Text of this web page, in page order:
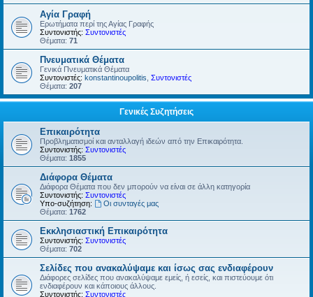
Αγία Γραφή
Ερωτήματα περί της Αγίας Γραφής
Συντονιστής: Συντονιστές
Θέματα: 71
Πνευματικά Θέματα
Γενικά Πνευματικά Θέματα
Συντονιστές: konstantinoupolitis Συντονιστές
Θέματα: 207
Γενικές Συζητήσεις
Επικαιρότητα
Προβληματισμοί και ανταλλαγή ιδεών από την Επικαιρότητα.
Συντονιστής: Συντονιστές
Θέματα: 1855
Διάφορα Θέματα
Διάφορα Θέματα που δεν μπορούν να είναι σε άλλη κατηγορία
Συντονιστής: Συντονιστές
Υπο-συζήτηση:
Οι συνταγές μας
Θέματα: 1762
Εκκλησιαστική Επικαιρότητα
Συντονιστής: Συντονιστές
Θέματα: 702
Σελίδες που ανακαλύψαμε και ίσως σας ενδιαφέρουν
Διάφορες σελίδες που ανακαλύψαμε εμείς, ή εσείς, και πιστεύουμε ότι
ενδιαφέρουν και κάποιους άλλους.
Συντονιστής: Συντονιστές